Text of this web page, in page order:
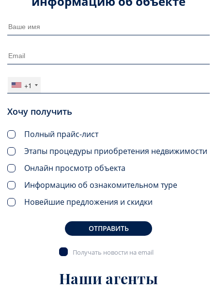
+1
Хочу получить
Полный прайс-лист
Этапы процедуры приобретения недвижимости
Онлайн просмотр объекта
Информацию об ознакомительном туре
Новейшие предложения и скидки
ОТПРАВИТЬ
Получать новости на email
Наши агенты